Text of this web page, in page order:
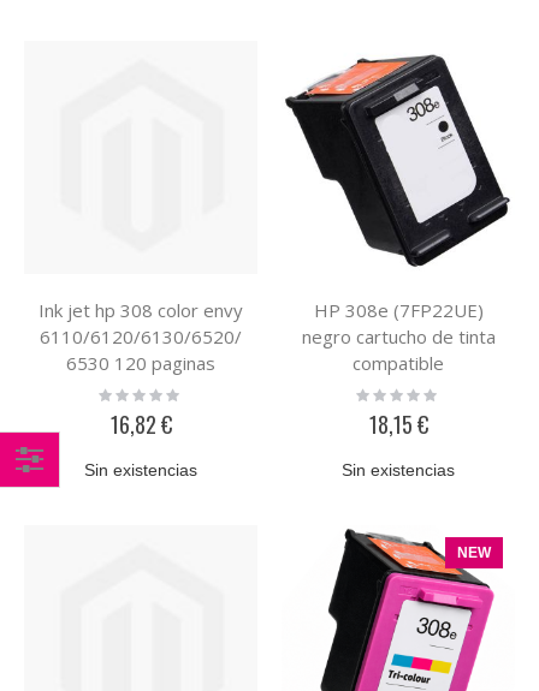
Ink jet hp 308 color envy
6110/6120/6130/6520/
6530 120 paginas
Rating:
16,82 €
Sin existencias
HP 308e (7FP22UE)
negro cartucho de tinta
compatible
Rating:
18,15 €
Sin existencias
NEW
Comprar